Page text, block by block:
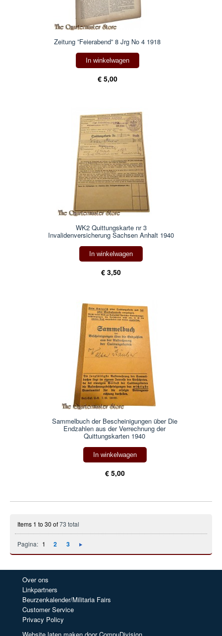
Zeitung ”Feierabend” 8 Jrg No 4 1918
In winkelwagen
€ 5,00
WK2 Quittungskarte nr 3
Invalidenversicherung Sachsen Anhalt 1940
In winkelwagen
€ 3,50
Sammelbuch der Bescheinigungen über Die
Endzahlen aus der Verrechnung der
Quittungskarten 1940
In winkelwagen
€ 5,00
Items 1 to 30 of73 total
Pagina: 1 2 3
Over ons
Linkpartners
Beurzenkalender/Militaria Fairs
Customer Service
Privacy Policy